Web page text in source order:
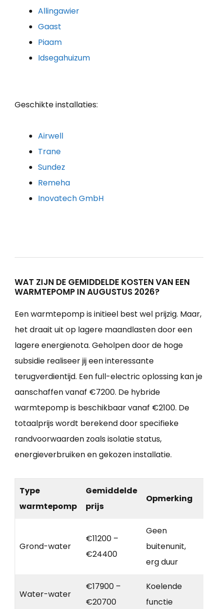
Allingawier
Gaast
Piaam
Idsegahuizum
Geschikte installaties:
Airwell
Trane
Sundez
Remeha
Inovatech GmbH
WAT ZIJN DE GEMIDDELDE KOSTEN VAN EEN
WARMTEPOMP IN AUGUSTUS 2026?
Een warmtepomp is initieel best wel prijzig. Maar,
het draait uit op lagere maandlasten door een
lagere energienota. Geholpen door de hoge
subsidie realiseer jij een interessante
terugverdientijd. Een full-electric oplossing kan je
aanschaffen vanaf €7200. De hybride
warmtepomp is beschikbaar vanaf €2100. De
totaalprijs wordt berekend door specifieke
randvoorwaarden zoals isolatie status,
energieverbruiken en gekozen installatie.
Type
warmtepomp
Gemiddelde
prijs
Opmerking
Grond-water
€11200 –
€24400
Geen
buitenunit,
erg duur
Water-water
€17900 –
€20700
Koelende
functie